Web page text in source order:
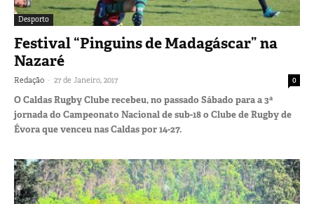
Desporto
Festival “Pinguins de Madagáscar” na
Nazaré
Redação - 27 de Janeiro, 2017 0
O Caldas Rugby Clube recebeu, no passado Sábado para a 3ª
jornada do Campeonato Nacional de sub-18 o Clube de Rugby de
Évora que venceu nas Caldas por 14-27.